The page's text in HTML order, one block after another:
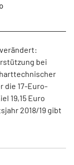
bei
die 17-Euro-
19,15 Euro
2018/19 gibt